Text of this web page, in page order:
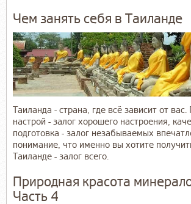
Чем занять себя в Таиланде
Таиланда - страна, где всё зависит от
настрой - залог хорошего настроения,
подготовка - залог незабываемых
понимание, что именно вы хотите
Таиланде - залог всего.
Природная красота
Часть 4